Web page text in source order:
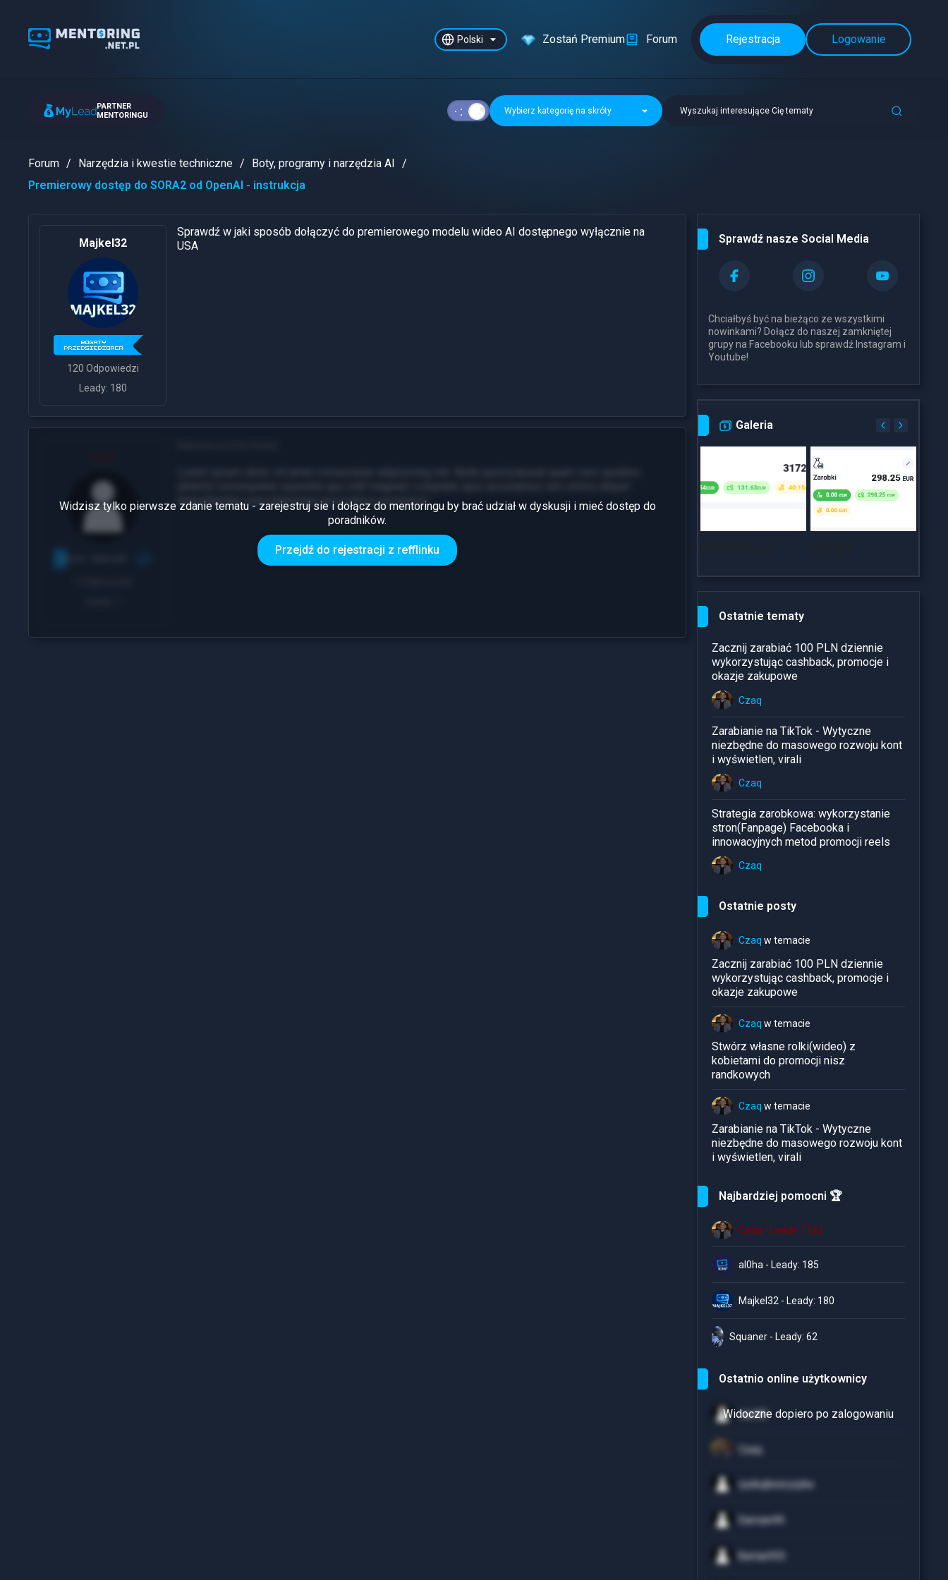
Polski Zostań Premium Forum Rejestracja Logowanie
PARTNER
MENTORINGU
Wybierz kategorię na skróty Wyszukaj interesujące Cię tematy
Forum Narzędzia i kwestie techniczne
Boty, programy i narzędzia AI
Premierowy dostęp do SORA2 od OpenAI - instrukcja
Majkel32
120 Odpowiedzi
Leady: 180
Sprawdź w jaki sposób dołączyć do premierowego modelu wideo AI dostępnego wyłącznie na
USA
Repudiandae exercitationem accusamus excepturi!
Widzisz tylko pierwsze zdanie tematu - zarejestruj sie i dołącz do mentoringu by brać udział w dyskusji i mieć dostęp do
poradników.
Przejdź do rejestracji z refflinku
Sprawdź nasze Social Media
Chciałbyś być na bieżąco ze wszystkimi
nowinkami? Dołącz do naszej zamkniętej
grupy na Facebooku lub sprawdź Instagram i
Youtube!
Galeria
Ostatnie tematy
Zacznij zarabiać 100 PLN dziennie
wykorzystując cashback, promocje i
okazje zakupowe
Czaq
Zarabianie na TikTok - Wytyczne
niezbędne do masowego rozwoju kont
i wyświetlen, virali
Czaq
Strategia zarobkowa: wykorzystanie
stron(Fanpage) Facebooka i
innowacyjnych metod promocji reels
Czaq
Ostatnie posty
Czaq w temacie
Zacznij zarabiać 100 PLN dziennie
wykorzystując cashback, promocje i
okazje zakupowe
Czaq w temacie
Stwórz własne rolki(wideo) z
kobietami do promocji nisz
randkowych
Czaq w temacie
Zarabianie na TikTok - Wytyczne
niezbędne do masowego rozwoju kont
i wyświetlen, virali
Najbardziej pomocni 🏆
Czaq - Leady: 1183
al0ha - Leady: 185
Majkel32 - Leady: 180
Squaner - Leady: 62
Ostatnio online użytkownicy
Jan98
Czaq
zyskujbezryzyka
Damian94
Bartas933